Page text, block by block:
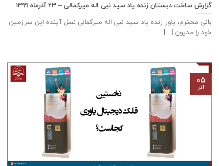
گزارش ساخت دبستان زنده ياد سيد نبی اله ميركمالی – ۲۳ آذر‌ماه ۱۳۹۹
بانی محترم، یاور زنده ياد سيد نبی اله ميركمالی نسل آینده این سرزمین
خود را مدیون [...]
۰۵
آذر